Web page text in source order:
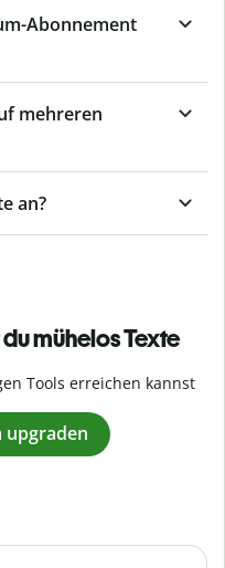
Abonnement
mehreren
an?
mühelos Texte
Tools erreichen kannst
upgraden